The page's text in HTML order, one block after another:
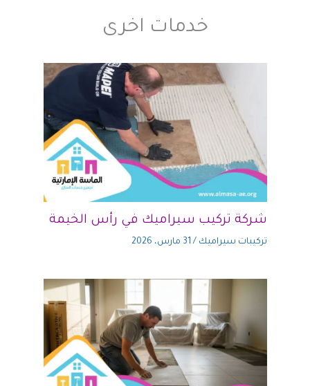
خدمات اخرى
شركة تركيب سيراميك في رأس الخيمة
تركيبات سيراميك / 31 مارس، 2026